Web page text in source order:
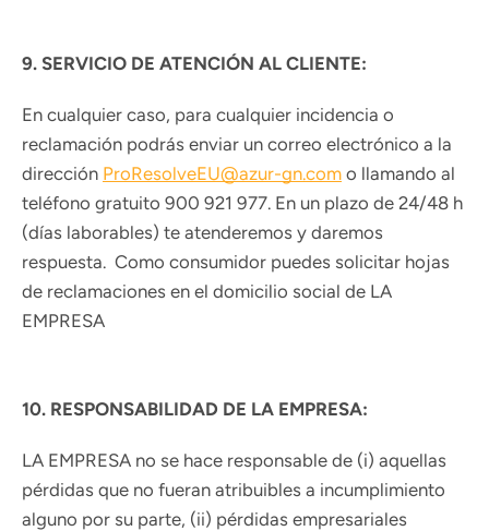
9. SERVICIO DE ATENCIÓN AL CLIENTE:
En cualquier caso, para cualquier incidencia o
reclamación podrás enviar un correo electrónico a la
dirección ProResolveEU@azur-gn.com o llamando al
teléfono gratuito 900 921 977. En un plazo de 24/48 h
(días laborables) te atenderemos y daremos
respuesta. Como consumidor puedes solicitar hojas
de reclamaciones en el domicilio social de LA
EMPRESA
10. RESPONSABILIDAD DE LA EMPRESA:
LA EMPRESA no se hace responsable de (i) aquellas
pérdidas que no fueran atribuibles a incumplimiento
alguno por su parte, (ii) pérdidas empresariales
INICIO PRODUCTO QUIENES SOMOS
BLOG
CONTACTO
AVISO LEGAL
POLÍTICA DE PRIVACIDAD
POLÍTICA DE COOKIES
TÉRMINOS Y CONDICIONES DE USO DE LA WEB
LÍNEA
REGÍSTRATE PARA RECIBIR
ACTUALIZACIONES